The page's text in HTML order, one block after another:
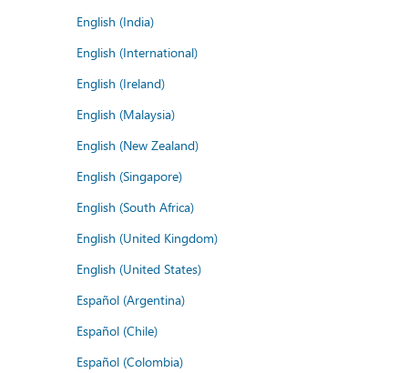
English (India)
English (International)
English (Ireland)
English (Malaysia)
English (New Zealand)
English (Singapore)
English (South Africa)
English (United Kingdom)
English (United States)
Español (Argentina)
Español (Chile)
Español (Colombia)